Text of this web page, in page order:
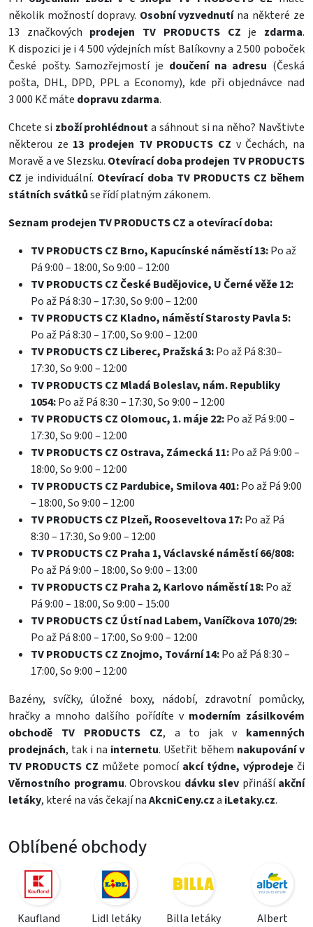
několik možností dopravy. Osobní vyzvednutína některé ze
13 značkových prodejen TV PRODUCTS CZ je zdarma.
K dispozici je i 4 500 výdejních míst Balíkovny a 2 500 poboček
České pošty. Samozřejmostí je doučení na adresu (Česká
pošta, DHL, DPD, PPL a Economy), kde při objednávce nad
3 000 Kč máte dopravu zdarma.
Chcete si zboží prohlédnouta sáhnout si na něho? Navštivte
některou ze 13 prodejen TV PRODUCTS CZ v Čechách, na
Moravě a ve Slezsku. Otevírací doba prodejen TV PRODUCTS
CZ je individuální. Otevírací doba TV PRODUCTS CZ během
státních svátkůse řídí platným zákonem.
Seznam prodejen TV PRODUCTS CZ a otevírací doba:
TV PRODUCTS CZ Brno, Kapucínské náměstí 13:Po až
Pá 9:00 – 18:00, So 9:00 – 12:00
TV PRODUCTS CZ České Budějovice, U Černé věže 12:
Po až Pá 8:30 – 17:30, So 9:00 – 12:00
TV PRODUCTS CZ Kladno, náměstí Starosty Pavla 5:
Po až Pá 8:30 – 17:00, So 9:00 – 12:00
TV PRODUCTS CZ Liberec, Pražská 3:Po až Pá 8:30–
17:30, So 9:00 – 12:00
TV PRODUCTS CZ Mladá Boleslav, nám. Republiky
1054:Po až Pá 8:30 – 17:30, So 9:00 – 12:00
TV PRODUCTS CZ Olomouc, 1. máje 22:Po až Pá 9:00 –
17:30, So 9:00 – 12:00
TV PRODUCTS CZ Ostrava, Zámecká 11:Po až Pá 9:00 –
18:00, So 9:00 – 12:00
TV PRODUCTS CZ Pardubice, Smilova 401:Po až Pá 9:00
– 18:00, So 9:00 – 12:00
TV PRODUCTS CZ Plzeň, Rooseveltova 17:Po až Pá
8:30 – 17:30, So 9:00 – 12:00
TV PRODUCTS CZ Praha 1, Václavské náměstí 66/808:
Po až Pá 9:00 – 18:00, So 9:00 – 13:00
TV PRODUCTS CZ Praha 2, Karlovo náměstí 18:Po až
Pá 9:00 – 18:00, So 9:00 – 15:00
TV PRODUCTS CZ Ústí nad Labem, Vaníčkova 1070/29:
Po až Pá 8:00 – 17:00, So 9:00 – 12:00
TV PRODUCTS CZ Znojmo, Tovární 14:Po až Pá 8:30 –
17:00, So 9:00 – 12:00
Bazény, svíčky,úložné boxy, nádobí, zdravotní pomůcky,
hračkya mnoho dalšího pořídíte v moderním zásilkovém
obchodě TV PRODUCTS CZ, a to jak v kamenných
prodejnách, tak i na internetu. Ušetřit během nakupování v
TV PRODUCTS CZ můžete pomocí akcí týdne, výprodeje či
Věrnostního programu. Obrovskou dávku slev přinášíakční
letáky, které na vás čekají naAkcniCeny.cza iLetaky.cz.
Oblíbené obchody
Kaufland
Lidl letáky Billa letáky
Albert